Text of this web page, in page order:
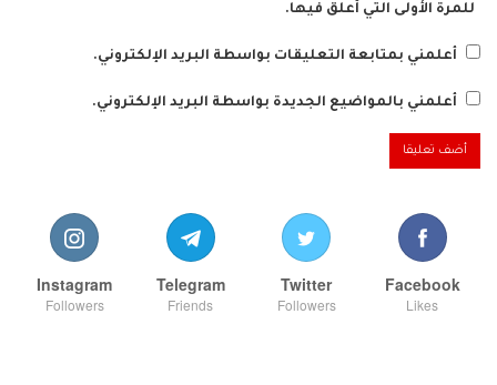
للمرة الأولى التي أعلق فيها.
أعلمني بمتابعة التعليقات بواسطة البريد الإلكتروني.
أعلمني بالمواضيع الجديدة بواسطة البريد الإلكتروني.
Facebook
Likes
Twitter
Followers
Telegram
Friends
Instagram
Followers